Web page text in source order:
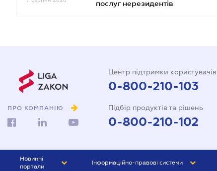
послуг нерезидентів
ПРО КОМПАНІЮ
Центр підтримки користувачів
0-800-210-103
Підбір продуктів та рішень
0-800-210-102
Новинні
портали
Інформаційно-правові системи